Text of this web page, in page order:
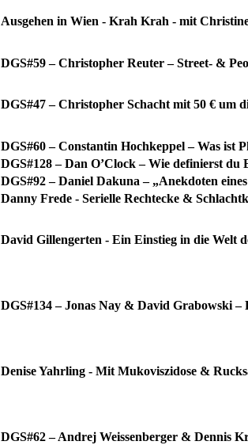
Ausgehen in Wien - Krah Krah - mit
DGS#59 – Christopher Reuter – Street- &
DGS#47 – Christopher Schacht mit 50 € um
DGS#60 – Constantin Hochkeppel – Was ist
DGS#128 – Dan O’Clock – Wie definierst
DGS#92 – Daniel Dakuna – „Anekdoten
Danny Frede - Serielle Rechtecke &
David Gillengerten - Ein Einstieg in die Welt
DGS#134 – Jonas Nay & David Grabowski –
Denise Yahrling - Mit Mukoviszidose &
DGS#62 – Andrej Weissenberger & Dennis